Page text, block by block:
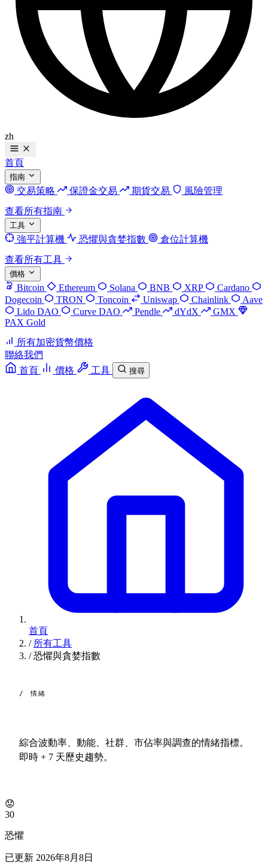
zh
首頁
指南
交易策略 保證金交易 期貨交易
風險管理
查看所有指南
工具
強平計算機 恐懼與貪婪指數
倉位計算機
查看所有工具
價格
Bitcoin Ethereum Solana BNB XRP
Cardano
Dogecoin
TRON Toncoin Uniswap Chainlink
Aave
Lido DAO
Curve DAO Pendle dYdX
GMX
PAX Gold
所有加密貨幣價格
聯絡我們
首頁
價格 工具 搜尋
首頁
/ 所有工具
/ 恐懼與貪婪指數
/ 情緒
綜合波動率、動能、社群、市佔率與調查的情緒指標。
即時 + 7 天歷史趨勢。
😟
30
恐懼
已更新 2026年8月8日